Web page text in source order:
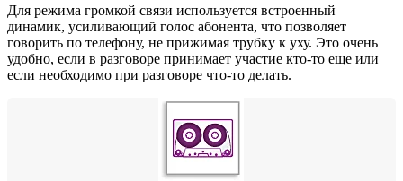
Для режима громкой связи используется встроенный
динамик, усиливающий голос абонента, что позволяет
говорить по телефону, не прижимая трубку к уху. Это очень
удобно, если в разговоре принимает участие кто-то еще или
если необходимо при разговоре что-то делать.